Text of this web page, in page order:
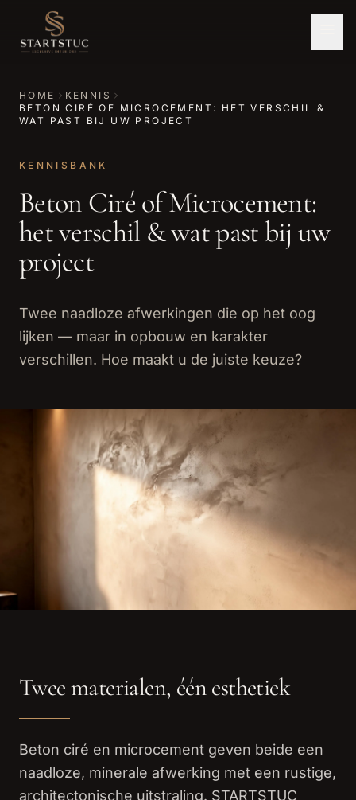
HOME
KENNIS
BETON CIRÉ OF MICROCEMENT: HET VERSCHIL &
WAT PAST BIJ UW PROJECT
KENNISBANK
Beton Ciré of Microcement:
het verschil & wat past bij uw
project
Twee naadloze afwerkingen die op het oog
lijken — maar in opbouw en karakter
verschillen. Hoe maakt u de juiste keuze?
Twee materialen, één esthetiek
Beton ciré en microcement geven beide een
naadloze, minerale afwerking met een rustige,
architectonische uitstraling. STARTSTUC